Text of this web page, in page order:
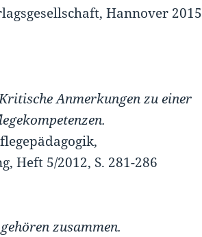
Hannover 2015
Anmerkungen zu einer
Heft 5/2012, S. 281-286
zusammen.